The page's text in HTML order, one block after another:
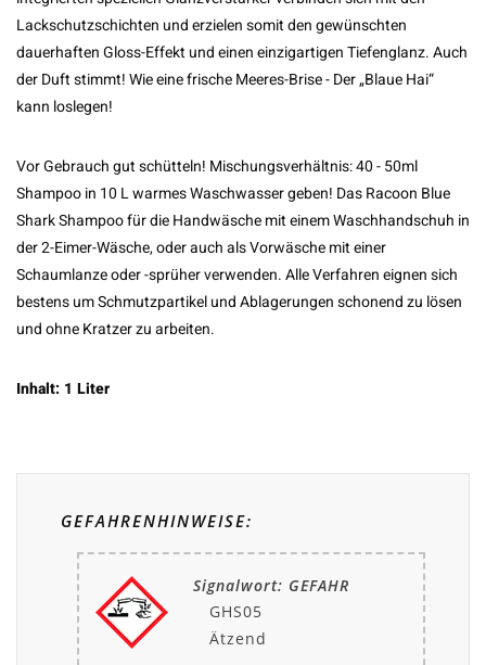
Lackschutzschichten und erzielen somit den gewünschten
dauerhaften Gloss-Effekt und einen einzigartigen Tiefenglanz. Auch
der Duft stimmt! Wie eine frische Meeres-Brise - Der „Blaue Hai“
kann loslegen!
Vor Gebrauch gut schütteln! Mischungsverhältnis: 40 - 50ml
Shampoo in 10 L warmes Waschwasser geben! Das Racoon Blue
Shark Shampoo für die Handwäsche mit einem Waschhandschuh in
der 2-Eimer-Wäsche, oder auch als Vorwäsche mit einer
Schaumlanze oder -sprüher verwenden. Alle Verfahren eignen sich
bestens um Schmutzpartikel und Ablagerungen schonend zu lösen
und ohne Kratzer zu arbeiten.
Inhalt: 1 Liter
GEFAHRENHINWEISE:
Signalwort: GEFAHR
GHS05
Ätzend